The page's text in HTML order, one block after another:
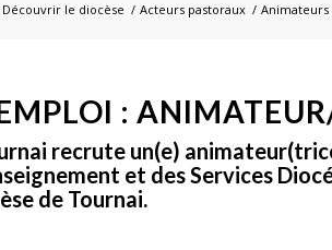
Découvrir le diocèse / Acteurs pastoraux / Animateurs
:
recrute un(e)
et des Services
de Tournai.